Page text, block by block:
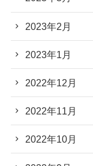
2023年2月
2023年1月
2022年12月
2022年11月
2022年10月